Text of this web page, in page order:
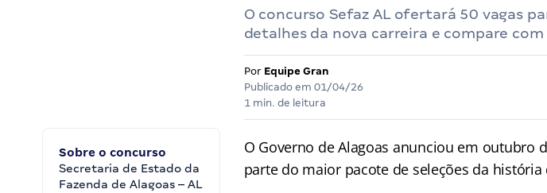
O concurso Sefaz AL ofertará 50 vagas
detalhes da nova carreira e compare
Por Equipe Gran
Publicado em 01/04/26
1 min. de leitura
Sobre o concurso
Secretaria de Estado da
Fazenda de Alagoas – AL
O Governo de Alagoas anunciou em outubro
parte do maior pacote de seleções da história